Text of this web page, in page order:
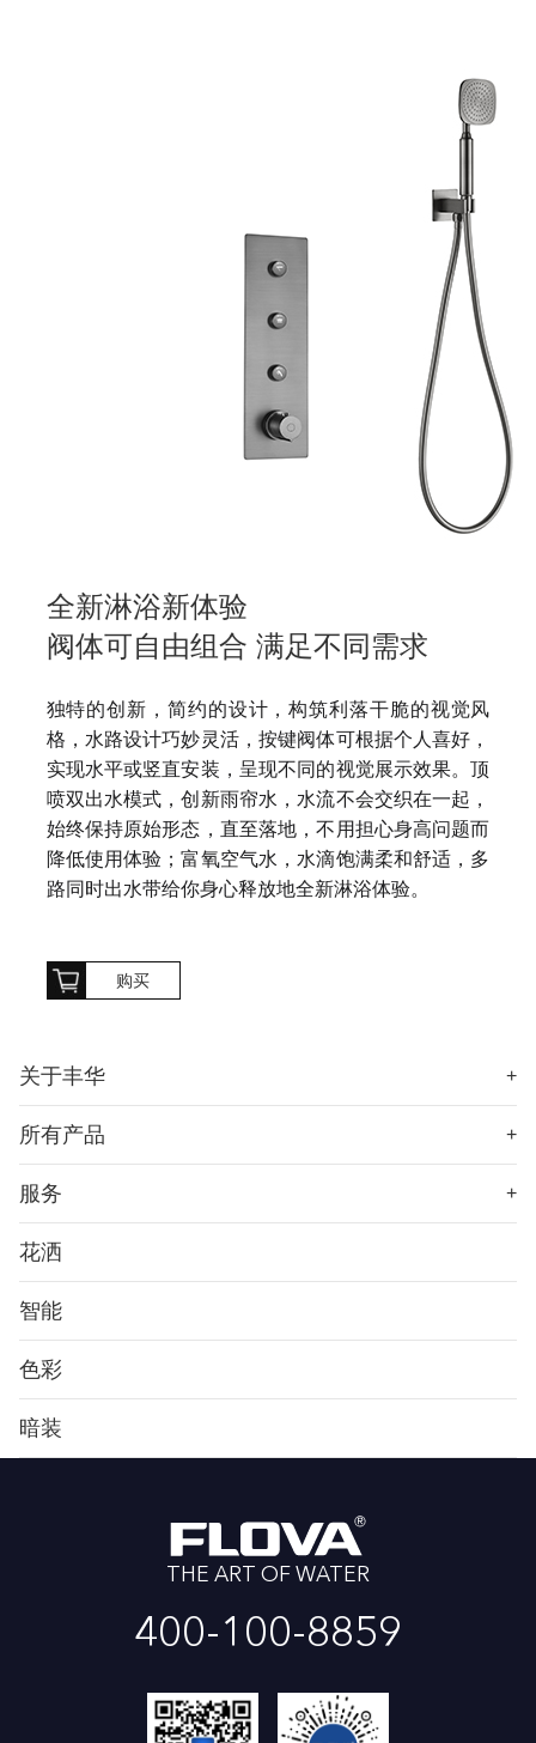
全新淋浴新体验
阀体可自由组合 满足不同需求
独特的创新，简约的设计，构筑利落干脆的视觉风
格，水路设计巧妙灵活，按键阀体可根据个人喜好，
实现水平或竖直安装，呈现不同的视觉展示效果。顶
喷双出水模式，创新雨帘水，水流不会交织在一起，
始终保持原始形态，直至落地，不用担心身高问题而
降低使用体验；富氧空气水，水滴饱满柔和舒适，多
路同时出水带给你身心释放地全新淋浴体验。
购买
关于丰华 +
所有产品 +
服务 +
花洒
智能
色彩
暗装
THE ART OF WATER
400-100-8859